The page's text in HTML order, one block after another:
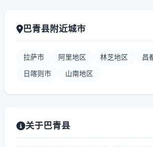
巴青县附近城市
拉萨市 阿里地区 林芝地区 昌
日喀则市 山南地区
关于巴青县